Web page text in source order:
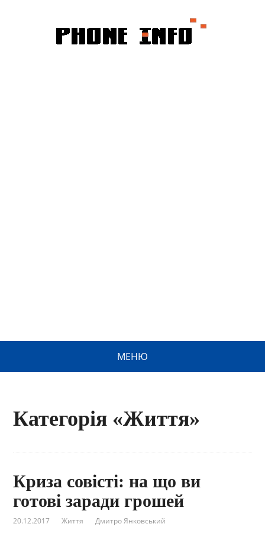
МЕНЮ
Категорія «Життя»
Криза совісті: на що ви
готові заради грошей
20.12.2017 Життя Дмитро Янковський